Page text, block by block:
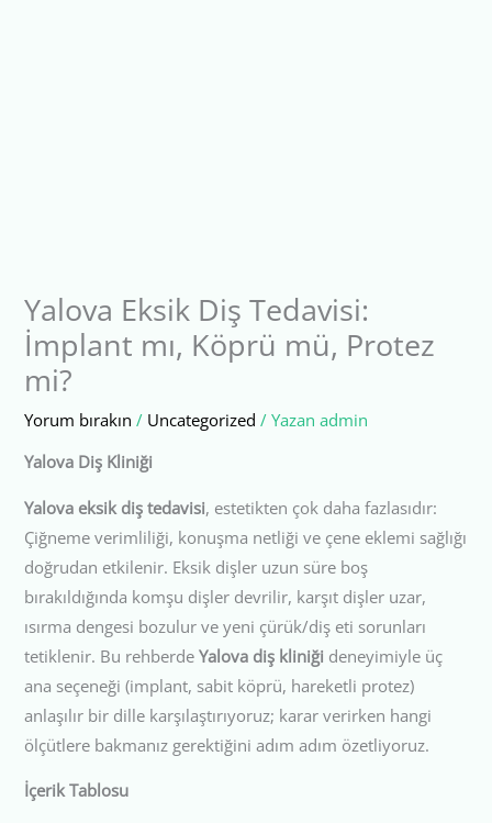
Yalova Eksik Diş Tedavisi:
İmplant mı, Köprü mü, Protez
mi?
Yorum bırakın / Uncategorized / Yazan admin
Yalova Diş Kliniği
Yalova eksik diş tedavisi, estetikten çok daha fazlasıdır:
Çiğneme verimliliği, konuşma netliği ve çene eklemi sağlığı
doğrudan etkilenir. Eksik dişler uzun süre boş
bırakıldığında komşu dişler devrilir, karşıt dişler uzar,
ısırma dengesi bozulur ve yeni çürük/diş eti sorunları
tetiklenir. Bu rehberdeYalova diş kliniği deneyimiyle üç
ana seçeneği (implant, sabit köprü, hareketli protez)
anlaşılır bir dille karşılaştırıyoruz; karar verirken hangi
ölçütlere bakmanız gerektiğini adım adım özetliyoruz.
İçerik Tablosu